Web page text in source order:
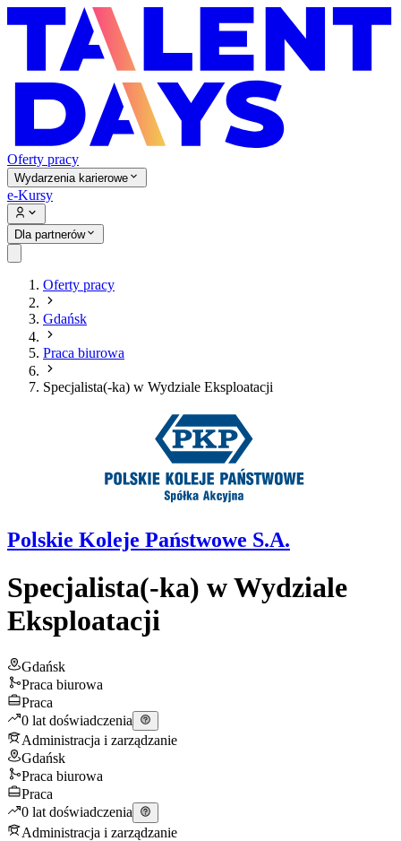
Oferty pracy
Wydarzenia karierowe
e-Kursy
Dla partnerów
Oferty pracy
Gdańsk
Praca biurowa
Specjalista(-ka) w Wydziale Eksploatacji
Polskie Koleje Państwowe S.A.
Specjalista(-ka) w Wydziale
Eksploatacji
Gdańsk
Praca biurowa
Praca
0 lat doświadczenia
Administracja i zarządzanie
Gdańsk
Praca biurowa
Praca
0 lat doświadczenia
Administracja i zarządzanie